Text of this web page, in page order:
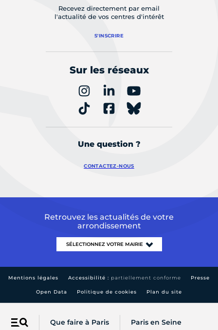
Menu Que faire à Paris Paris en Seine
Recevez directement par email
l'actualité de vos centres d'intérêt
S'INSCRIRE
Sur les réseaux
Une question ?
CONTACTEZ-NOUS
Retrouvez les actualités de votre
arrondissement
Mentions légales Accessibilité : partiellement conforme Presse
Open Data Politique de cookies Plan du site